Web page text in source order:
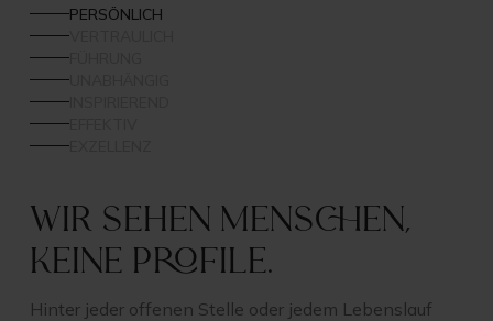
PERSÖNLICH
VERTRAULICH
FÜHRUNG
UNABHÄNGIG
INSPIRIEREND
EFFEKTIV
EXZELLENZ
Wir sehen Menschen,
keine Profile.
Hinter jeder offenen Stelle oder jedem Lebenslauf